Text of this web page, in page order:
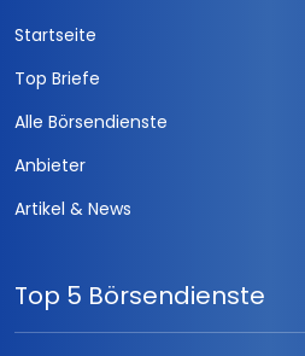
Startseite
Top Briefe
Alle Börsendienste
Anbieter
Artikel & News
Top 5 Börsendienste